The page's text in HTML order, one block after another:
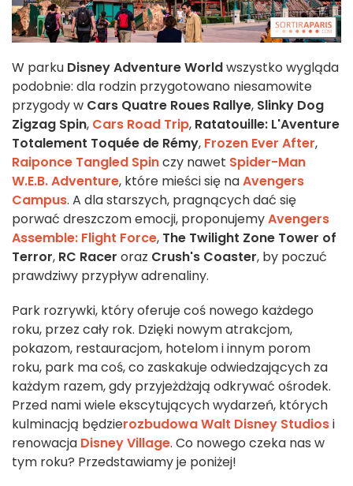
W parku Disney Adventure Worldwszystko wygląda
podobnie: dla rodzin przygotowano niesamowite
przygody w Cars Quatre Roues Rallye, Slinky Dog
Zigzag Spin, Cars Road Trip, Ratatouille: L'Aventure
Totalement Toquée de Rémy, Frozen Ever After,
Raiponce Tangled Spinczy nawet Spider-Man
W.E.B. Adventure, które mieści się naAvengers
Campus. A dla starszych, pragnących dać się
porwać dreszczom emocji, proponujemyAvengers
Assemble: Flight Force, The Twilight Zone Tower of
Terror, RC Racer oraz Crush's Coaster, by poczuć
prawdziwy przypływ adrenaliny.
Park rozrywki, który oferuje coś nowego każdego
roku, przez cały rok. Dzięki nowym atrakcjom,
pokazom, restauracjom, hotelom i innym porom
roku, park ma coś, co zaskakuje odwiedzających za
każdym razem, gdy przyjeżdżają odkrywać ośrodek.
Przed nami wiele ekscytujących wydarzeń, których
kulminacją będzierozbudowa Walt Disney Studiosi
renowacja Disney Village. Co nowego czeka nas w
tym roku? Przedstawiamy je poniżej!